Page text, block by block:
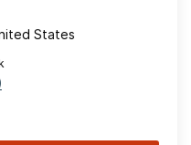
States